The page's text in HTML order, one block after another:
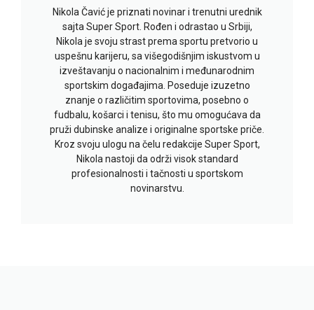
Nikola Čavić je priznati novinar i trenutni urednik
sajta Super Sport. Rođen i odrastao u Srbiji,
Nikola je svoju strast prema sportu pretvorio u
uspešnu karijeru, sa višegodišnjim iskustvom u
izveštavanju o nacionalnim i međunarodnim
sportskim događajima. Poseduje izuzetno
znanje o različitim sportovima, posebno o
fudbalu, košarci i tenisu, što mu omogućava da
pruži dubinske analize i originalne sportske priče.
Kroz svoju ulogu na čelu redakcije Super Sport,
Nikola nastoji da održi visok standard
profesionalnosti i tačnosti u sportskom
novinarstvu.